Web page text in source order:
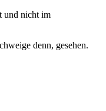
und nicht im
denn, gesehen.